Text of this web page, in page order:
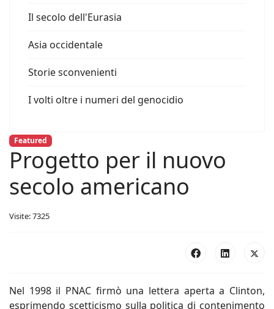
Il secolo dell'Eurasia
Asia occidentale
Storie sconvenienti
I volti oltre i numeri del genocidio
Featured
Progetto per il nuovo
secolo americano
Visite: 7325
Nel 1998 il PNAC firmò una lettera aperta a Clinton,
esprimendo scetticismo sulla politica di contenimento